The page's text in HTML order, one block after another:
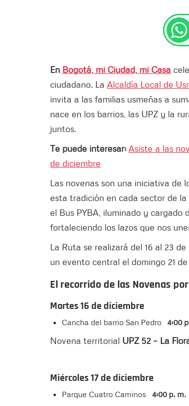
En Bogotá, mi Ciudad, mi Casa
ciudadano. La Alcaldía Local de
invita a las familias usmeñas a
nace en los barrios, las UPZ y la
juntos.
Te puede interesar: Asiste a las
de diciembre
Las novenas son una iniciativa de
esta tradición en cada sector de la
el Bus PYBA, iluminado y
fortaleciendo los lazos que nos
La Ruta se realizará del 16 al 23
un evento central el domingo 21
El recorrido de las Novenas
Martes 16 de diciembre
Cancha del barrio San Pedro 4:00
Novena territorial UPZ 52 – La
Miércoles 17 de diciembre
Parque Cuatro Caminos 4:00 p. m.